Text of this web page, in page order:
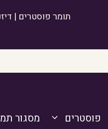
תומר פוסטרים |
פוסטרים מסגור